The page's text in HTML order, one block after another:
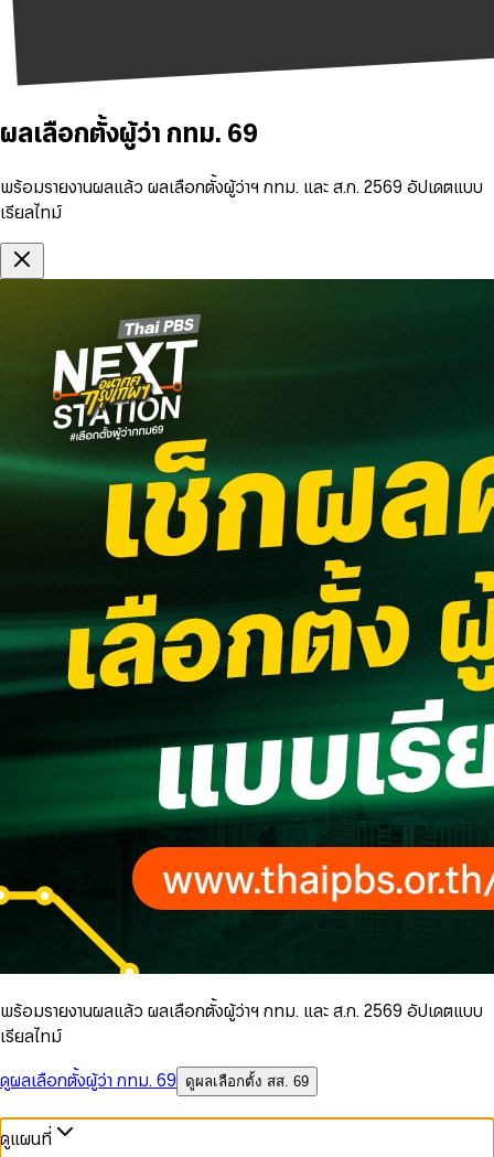
ผลเลือกตั้งผู้ว่า กทม. 69
พร้อมรายงานผลแล้ว ผลเลือกตั้งผู้ว่าฯ กทม. และ ส.ก. 2569 อัปเดตแบบ
เรียลไทม์
พร้อมรายงานผลแล้ว ผลเลือกตั้งผู้ว่าฯ กทม. และ ส.ก. 2569 อัปเดตแบบ
เรียลไทม์
ดูผลเลือกตั้งผู้ว่า กทม. 69
ดูผลเลือกตั้ง สส. 69
ดูแผนที่